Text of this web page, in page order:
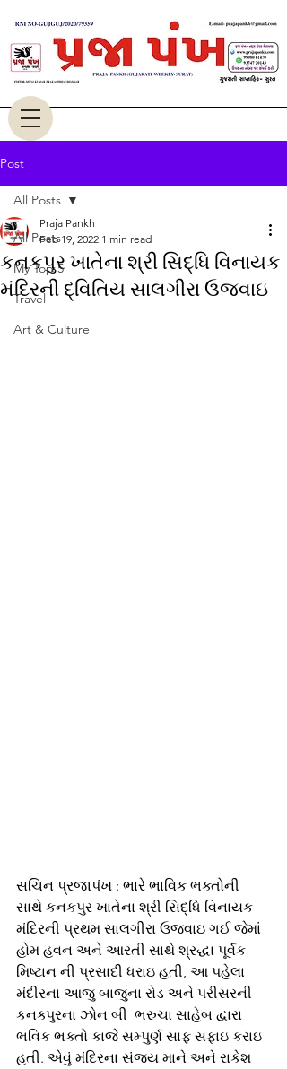
Post
All Posts
My Top 5
Travel
Art & Culture
All Posts
કનકપુર ખાતેના શ્રી સિદ્ધિ વિનાયક
મંદિરની દ્વિતિય સાલગીરા ઉજવાઇ
Praja Pankh
Feb 19, 2022 1 min read
સચિન પ્રજાપંખ : ભારે ભાવિક ભક્તોની
સાથે કનકપુર ખાતેના શ્રી સિદ્ધિ વિનાયક
મંદિરની પ્રથમ સાલગીરા ઉજવાઇ ગઈ જેમાં
હોમ હવન અને આરતી સાથે શ્રદ્ધા પૂર્વક
મિષ્ટાન ની પ્રસાદી ધરાઇ હતી, આ પહેલા
મંદીરના આજુ બાજુના રોડ અને પરીસરની
કનક્પુરના ઝોન બી  ભરુચા સાહેબ દ્વારા
ભવિક ભક્તો કાજે સમ્પુર્ણ સાફ સફાઇ કરાઇ
હતી. એવું મંદિરના સંજય માને અને રાકેશ